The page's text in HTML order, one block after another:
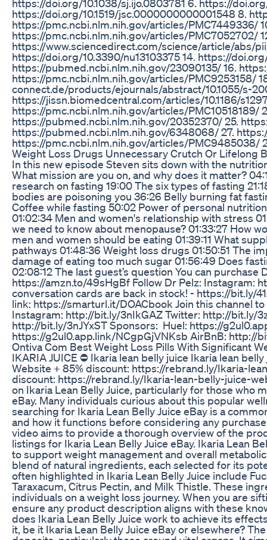
https://doi.org/10.1038/sj.ijo.0803781 6. https://
https://doi.org/10.1519/jsc.0000000000001548 8.
https://pmc.ncbi.nlm.nih.gov/articles/PMC7449336/
https://pmc.ncbi.nlm.nih.gov/articles/PMC7052702/
https://www.sciencedirect.com/science/article/abs/
https://doi.org/10.3390/nu13103375 14. https://doi.org/
https://pubmed.ncbi.nlm.nih.gov/23090135/ 16.
https://pmc.ncbi.nlm.nih.gov/articles/PMC9253158/
connect.de/products/ejournals/abstract/10.1055/s-
https://jissn.biomedcentral.com/articles/10.1186/
https://pmc.ncbi.nlm.nih.gov/articles/
https://pubmed.ncbi.nlm.nih.gov/20352370/ 25.
https://pubmed.ncbi.nlm.nih.gov/6348068/ 27.
https://pmc.ncbi.nlm.nih.gov/articles/PMC9485038/
Weight Loss Drugs Unnecessary Crutch Or Lifelong
In this new episode Steven sits down with the
What mission are you on, and why does it matter?
research on fasting 19:00 The six types of fasting
bodies are poisoning you 36:26 Belly burning fat
Coffee while fasting 50:02 Power of personal
01:02:34 Men and women's relationship with stress
we need to know about menopause? 01:33:27 How
men and women should be eating 01:39:11 What
pathways 01:48:36 Weight loss drugs 01:50:51 The
damage of eating too much sugar 01:56:49 Does
02:08:12 The last guest’s question You can purchase
https://amzn.to/49sHgBf Follow Dr Pelz: Instagram:
conversation cards are back in stock! - https://bit.ly/
link: https://smarturl.it/DOACbook Join this channel
Instagram: http://bit.ly/3nIkGAZ Twitter: http://bit.ly/
http://bit.ly/3nJYxST Sponsors: Huel: https://
https://g2ul0.app.link/NCgpGjVNKsb AirBnB: http://
Ontiva Com Best Weight Loss Pills With Significant
IKARIA JUICE ⛔ Ikaria lean belly juice Ikaria lean
Website + 85% discount: https://rebrand.ly/Ikaria-
discount: https://rebrand.ly/Ikaria-lean-belly-juice-
on Ikaria Lean Belly Juice, particularly for those who
eBay. Many individuals curious about this popular
searching for Ikaria Lean Belly Juice eBay is a
and how it functions before considering any
video aims to provide a thorough overview of the
listings for Ikaria Lean Belly Juice eBay. Ikaria Lean
to support weight management and overall
blend of natural ingredients, each selected for its
often highlighted in Ikaria Lean Belly Juice include
Taraxacum, Citrus Pectin, and Milk Thistle. These
individuals on a weight loss journey. When you are
ensure any product description aligns with these
does Ikaria Lean Belly Juice work to achieve its
it, be it Ikaria Lean Belly Juice eBay or elsewhere?